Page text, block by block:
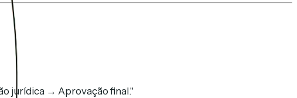
jurídica → Aprovação final."